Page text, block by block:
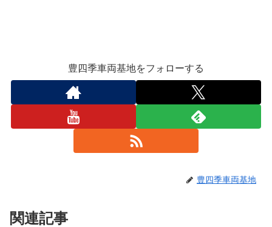
豊四季車両基地をフォローする
豊四季車両基地
関連記事